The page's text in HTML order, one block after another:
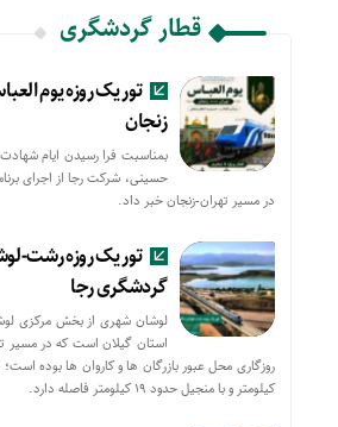
قطار گردشگری
تور یک روزه یوم
زنجان
بمناسبت فرا رسیدن ایام
حسینی، شرکت رجا از اجرای
در مسیر تهران-زنجان خبر داد.
تور یک روزه رشت-
گردشگری رجا
لوشان شهری از بخش مرکزی
استان گیلان است که در مسیر
کیلومتر و با منجیل حدود ۱۹ کیلومتر فاصله دارد.